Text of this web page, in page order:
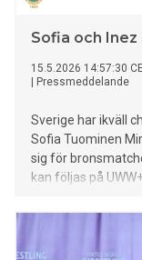
Sofia och Inez
15.5.2026 14:57:30
Pressmeddelande
Sverige har ikväll
Sofia Tuominen
sig för
kan följas på